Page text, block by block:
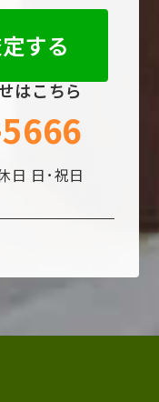
する
はこちら
日 日･祝日